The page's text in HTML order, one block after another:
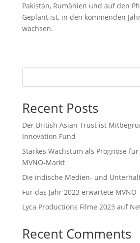
Pakistan, Rumänien und auf den
Geplant ist, in den kommenden
wachsen.
Recent Posts
Der British Asian Trust ist
Innovation Fund
Starkes Wachstum als Prognose
MVNO-Markt
Die indische Medien- und
Für das Jahr 2023 erwartete
Lyca Productions Filme 2023 auf
Recent Comments